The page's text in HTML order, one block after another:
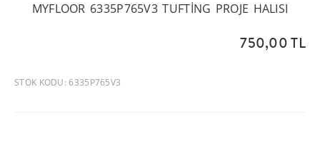
MYFLOOR 6335P765V3 TUFTING PROJE HALISI
750,00 TL
STOK KODU: 6335P765V3